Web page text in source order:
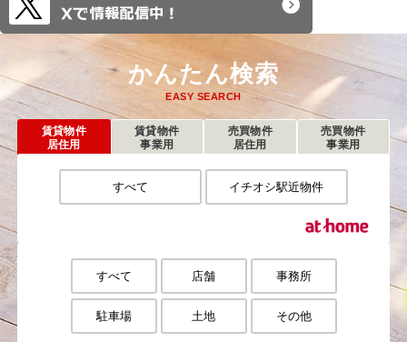
かんたん検索
EASY SEARCH
賃貸物件
居住用
賃貸物件
事業用
売買物件
居住用
売買物件
事業用
すべて イチオシ駅近物件
すべて 店舗 事務所
駐車場 土地 その他